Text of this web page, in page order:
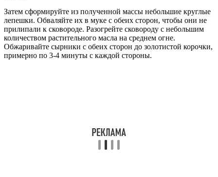
Затем сформируйте из полученной массы небольшие круглые
лепешки. Обваляйте их в муке с обеих сторон, чтобы они не
прилипали к сковороде. Разогрейте сковороду с небольшим
количеством растительного масла на среднем огне.
Обжаривайте сырники с обеих сторон до золотистой корочки,
примерно по 3-4 минуты с каждой стороны.